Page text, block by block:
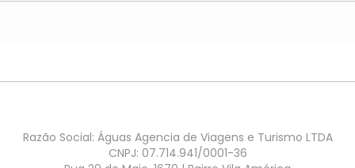
Razão Social: Águas Agencia de Viagens e Turismo LTDA
CNPJ: 07.714.941/0001-36